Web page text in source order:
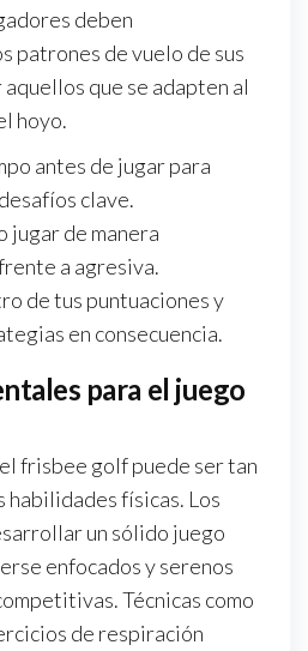
deben
patrones de vuelo de sus
que se adapten al
hoyo.
antes de jugar para
clave.
jugar de manera
a agresiva.
de tus puntuaciones y
en consecuencia.
para el juego
frisbee golf puede ser tan
habilidades físicas. Los
un sólido juego
enfocados y serenos
Técnicas como
de respiración